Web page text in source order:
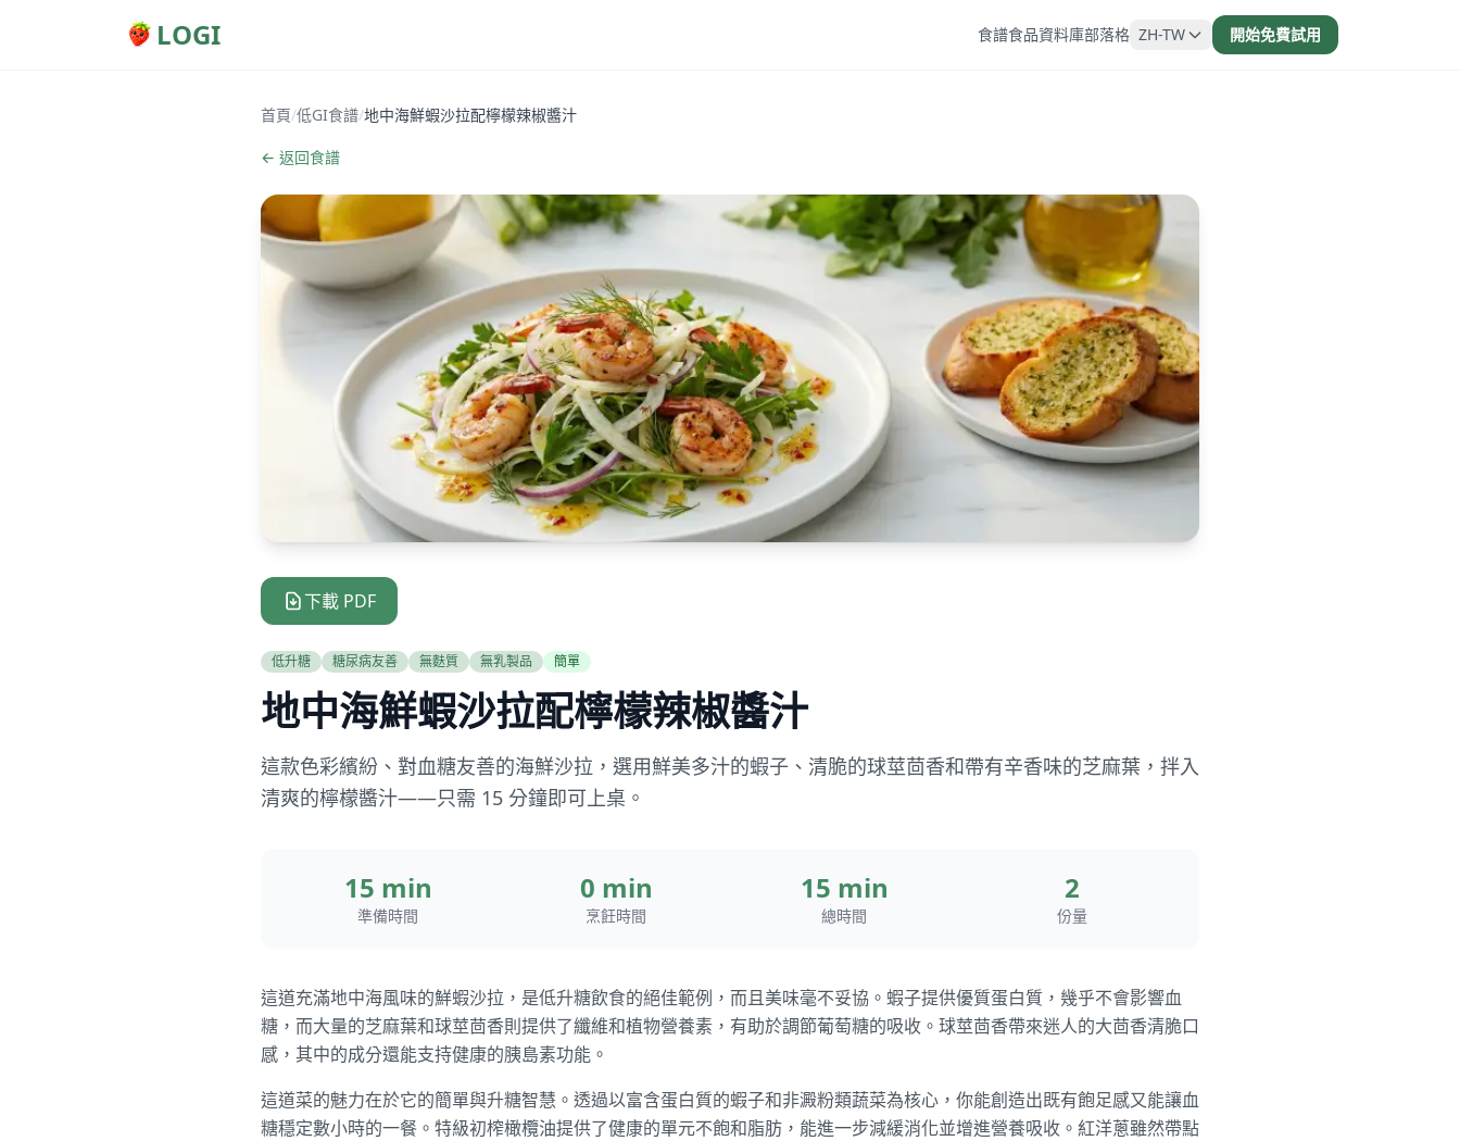
LOGI 食譜食品資料庫部落格 ZH-TW 開始免費試用
首頁/低GI食譜/地中海鮮蝦沙拉配檸檬辣椒醬汁
← 返回食譜
下載 PDF
低升糖 糖尿病友善 無麩質 無乳製品 簡單
地中海鮮蝦沙拉配檸檬辣椒醬汁
這款色彩繽紛、對血糖友善的海鮮沙拉，選用鮮美多汁的蝦子、清脆的球莖茴香和帶有辛香味的芝麻葉，拌入
清爽的檸檬醬汁——只需 15 分鐘即可上桌。
15 min
準備時間
0 min
烹飪時間
15 min
總時間
2
份量
這道充滿地中海風味的鮮蝦沙拉，是低升糖飲食的絕佳範例，而且美味毫不妥協。蝦子提供優質蛋白質，幾乎不會影響血
糖，而大量的芝麻葉和球莖茴香則提供了纖維和植物營養素，有助於調節葡萄糖的吸收。球莖茴香帶來迷人的大茴香清脆口
感，其中的成分還能支持健康的胰島素功能。
這道菜的魅力在於它的簡單與升糖智慧。透過以富含蛋白質的蝦子和非澱粉類蔬菜為核心，你能創造出既有飽足感又能讓血
糖穩定數小時的一餐。特級初榨橄欖油提供了健康的單元不飽和脂肪，能進一步減緩消化並增進營養吸收。紅洋蔥雖然帶點